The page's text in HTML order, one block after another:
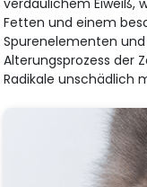
Fetten und einem
Spurenelementen
Alterungsprozess der
Radikale unschädlich